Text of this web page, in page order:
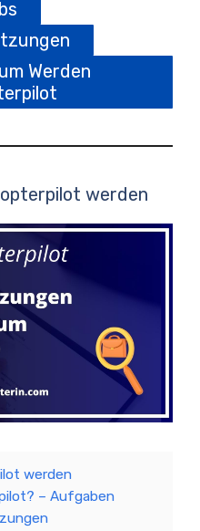
Werden
werden
werden
– Aufgaben